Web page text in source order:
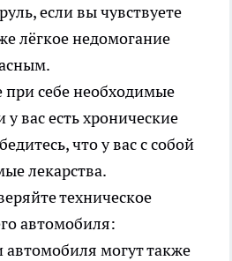
если вы чувствуете
лёгкое недомогание
при себе необходимые
у вас есть хронические
что у вас с собой
лекарства.
техническое
автомобиля:
автомобиля могут также